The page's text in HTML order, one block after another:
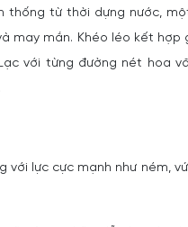
thống từ thời dựng nước,
may mắn. Khéo léo kết
với từng đường nét hoa
lực cực mạnh như ném,